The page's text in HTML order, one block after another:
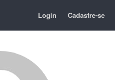
Login Cadastre-se